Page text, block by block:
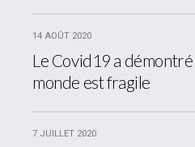
14 AOÛT 2020
Le Covid19 a
monde est fragile
7 JUILLET 2020